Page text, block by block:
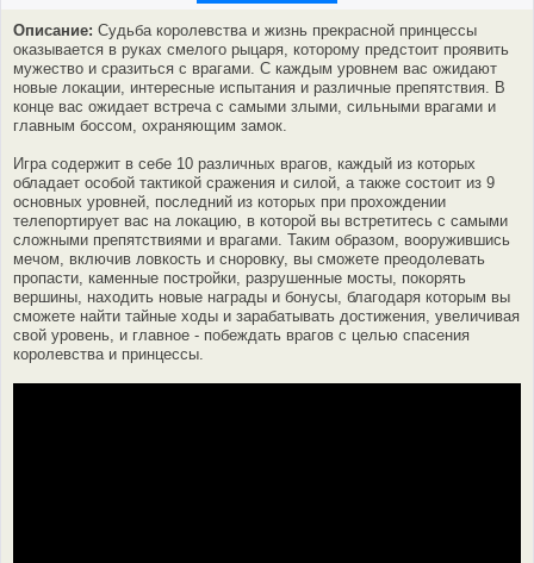
Описание: Судьба королевства и жизнь прекрасной принцессы
оказывается в руках смелого рыцаря, которому предстоит проявить
мужество и сразиться с врагами. С каждым уровнем вас ожидают
новые локации, интересные испытания и различные препятствия. В
конце вас ожидает встреча с самыми злыми, сильными врагами и
главным боссом, охраняющим замок.
Игра содержит в себе 10 различных врагов, каждый из которых
обладает особой тактикой сражения и силой, а также состоит из 9
основных уровней, последний из которых при прохождении
телепортирует вас на локацию, в которой вы встретитесь с самыми
сложными препятствиями и врагами. Таким образом, вооружившись
мечом, включив ловкость и сноровку, вы сможете преодолевать
пропасти, каменные постройки, разрушенные мосты, покорять
вершины, находить новые награды и бонусы, благодаря которым вы
сможете найти тайные ходы и зарабатывать достижения, увеличивая
свой уровень, и главное - побеждать врагов с целью спасения
королевства и принцессы.